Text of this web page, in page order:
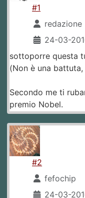
#1
redazione
24-03-
sottoporre questa
(Non è una
Secondo me ti
premio Nobel.
#2
fefochip
24-03-